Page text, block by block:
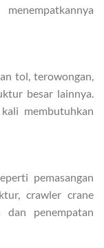
tol, terowongan,
besar lainnya.
membutuhkan
pemasangan
crawler crane
dan penempatan